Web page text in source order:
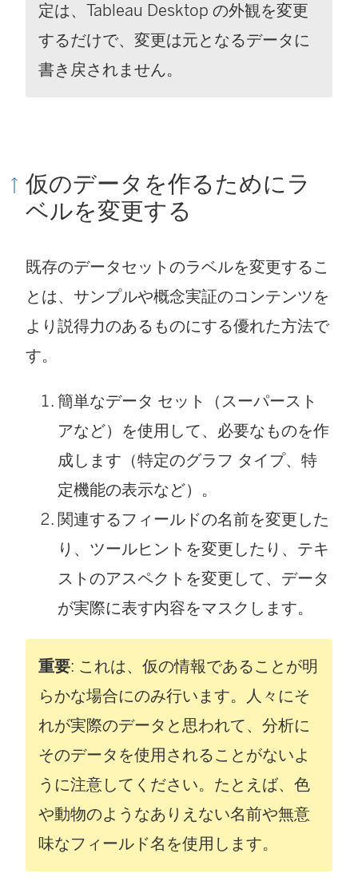
定は、Tableau Desktop の外観を変更
するだけで、変更は元となるデータに
書き戻されません。
仮のデータを作るためにラ
ベルを変更する
既存のデータセットのラベルを変更するこ
とは、サンプルや概念実証のコンテンツを
より説得力のあるものにする優れた方法で
す。
簡単なデータ セット（スーパースト
アなど）を使用して、必要なものを作
成します（特定のグラフ タイプ、特
定機能の表示など）。
関連するフィールドの名前を変更した
り、ツールヒントを変更したり、テキ
ストのアスペクトを変更して、データ
が実際に表す内容をマスクします。
重要: これは、仮の情報であることが明
らかな場合にのみ行います。人々にそ
れが実際のデータと思われて、分析に
そのデータを使用されることがないよ
うに注意してください。たとえば、色
や動物のようなありえない名前や無意
味なフィールド名を使用します。